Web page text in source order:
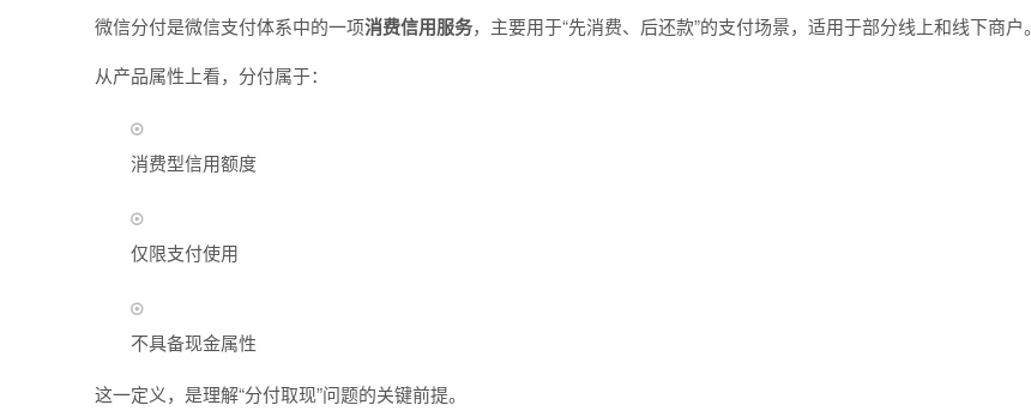
微信分付是微信支付体系中的一项消费信用服务，主要用于“先消费、后还款”的支付场景，适用于部分线上和线下商户。
从产品属性上看，分付属于：
消费型信用额度
仅限支付使用
不具备现金属性
这一定义，是理解“分付取现”问题的关键前提。